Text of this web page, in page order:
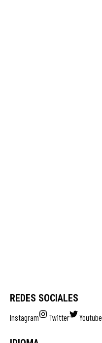
REDES SOCIALES
Instagram Twitter Youtube